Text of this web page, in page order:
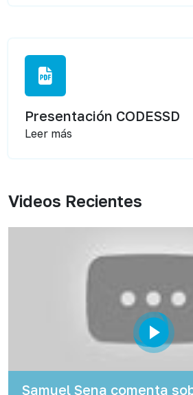
Presentación CODESSD
Leer más
Videos Recientes
Samuel Sena comenta